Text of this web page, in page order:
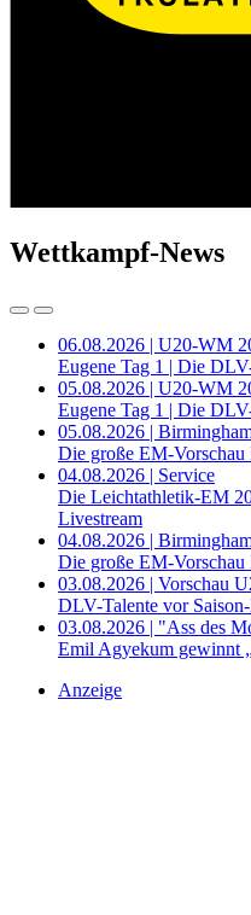
Wettkampf-News
06.08.2026 | U20-WM
Eugene Tag 1 | Die
05.08.2026 | U20-WM
Eugene Tag 1 | Die
05.08.2026 |
Die große EM-
04.08.2026 | Service
Die Leichtathletik-EM
Livestream
04.08.2026 |
Die große EM-Vorschau
03.08.2026 | Vorschau
DLV-Talente vor
03.08.2026 | "Ass des
Emil Agyekum gewinnt
Anzeige